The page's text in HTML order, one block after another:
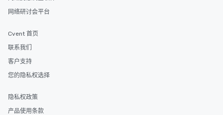
网络研讨会平台
Cvent 首页
联系我们
客户支持
您的隐私权选择
隐私权政策
产品使用条款